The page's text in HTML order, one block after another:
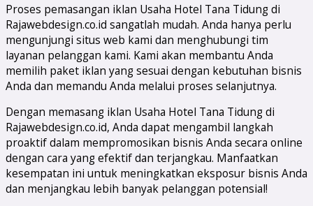
Proses pemasangan iklan Usaha Hotel Tana Tidung di
Rajawebdesign.co.id sangatlah mudah. Anda hanya perlu
mengunjungi situs web kami dan menghubungi tim
layanan pelanggan kami. Kami akan membantu Anda
memilih paket iklan yang sesuai dengan kebutuhan bisnis
Anda dan memandu Anda melalui proses selanjutnya.
Dengan memasang iklan Usaha Hotel Tana Tidung di
Rajawebdesign.co.id, Anda dapat mengambil langkah
proaktif dalam mempromosikan bisnis Anda secara online
dengan cara yang efektif dan terjangkau. Manfaatkan
kesempatan ini untuk meningkatkan eksposur bisnis Anda
dan menjangkau lebih banyak pelanggan potensial!